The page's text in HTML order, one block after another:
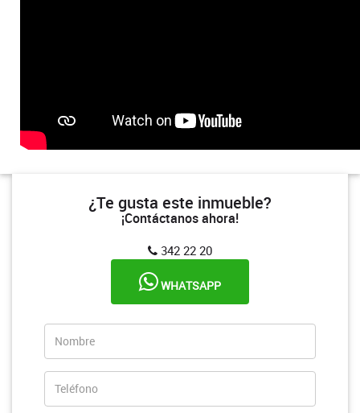
¿Te gusta este inmueble?
¡Contáctanos ahora!
342 22 20
WHATSAPP